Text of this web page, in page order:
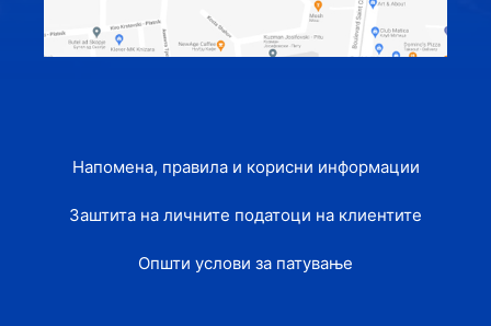
Напомена, правила и корисни информации
Заштита на личните податоци на клиентите
Општи услови за патување